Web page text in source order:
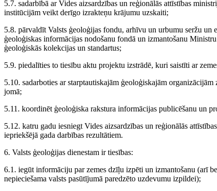
5.7. sadarbībā ar Vides aizsardzības un reģionālās attīstības
institūcijām veikt derīgo izrakteņu krājumu uzskaiti;
5.8. pārvaldīt Valsts ģeoloģijas fondu, arhīvu un urbumu seržu un
ģeoloģiskas informācijas nodošanu fondā un izmantošanu
ģeoloģiskās kolekcijas un standartus;
5.9. piedalīties to tiesību aktu projektu izstrādē, kuri saistīti ar
5.10. sadarboties ar starptautiskajām ģeoloģiskajām
jomā;
5.11. koordinēt ģeoloģiska rakstura informācijas publicēšanu un
5.12. katru gadu iesniegt Vides aizsardzības un reģionālās
iepriekšējā gada darbības rezultātiem.
6. Valsts ģeoloģijas dienestam ir tiesības:
6.1. iegūt informāciju par zemes dzīļu izpēti un izmantošanu (arī
nepieciešama valsts pasūtījumā paredzēto uzdevumu izpildei);